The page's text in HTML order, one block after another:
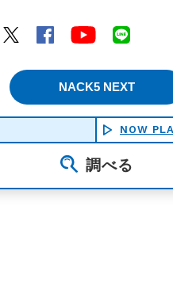
Twitter
Facebook YouTube
NACK5 NEXT
NOW
調べる